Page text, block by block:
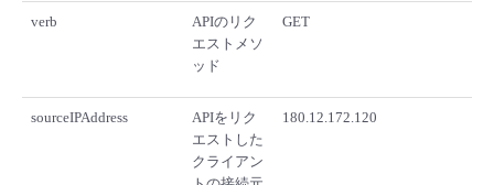
verb
APIのリク
エストメソ
ッド
GET
sourceIPAddress
APIをリク
エストした
クライアン
180.12.172.120